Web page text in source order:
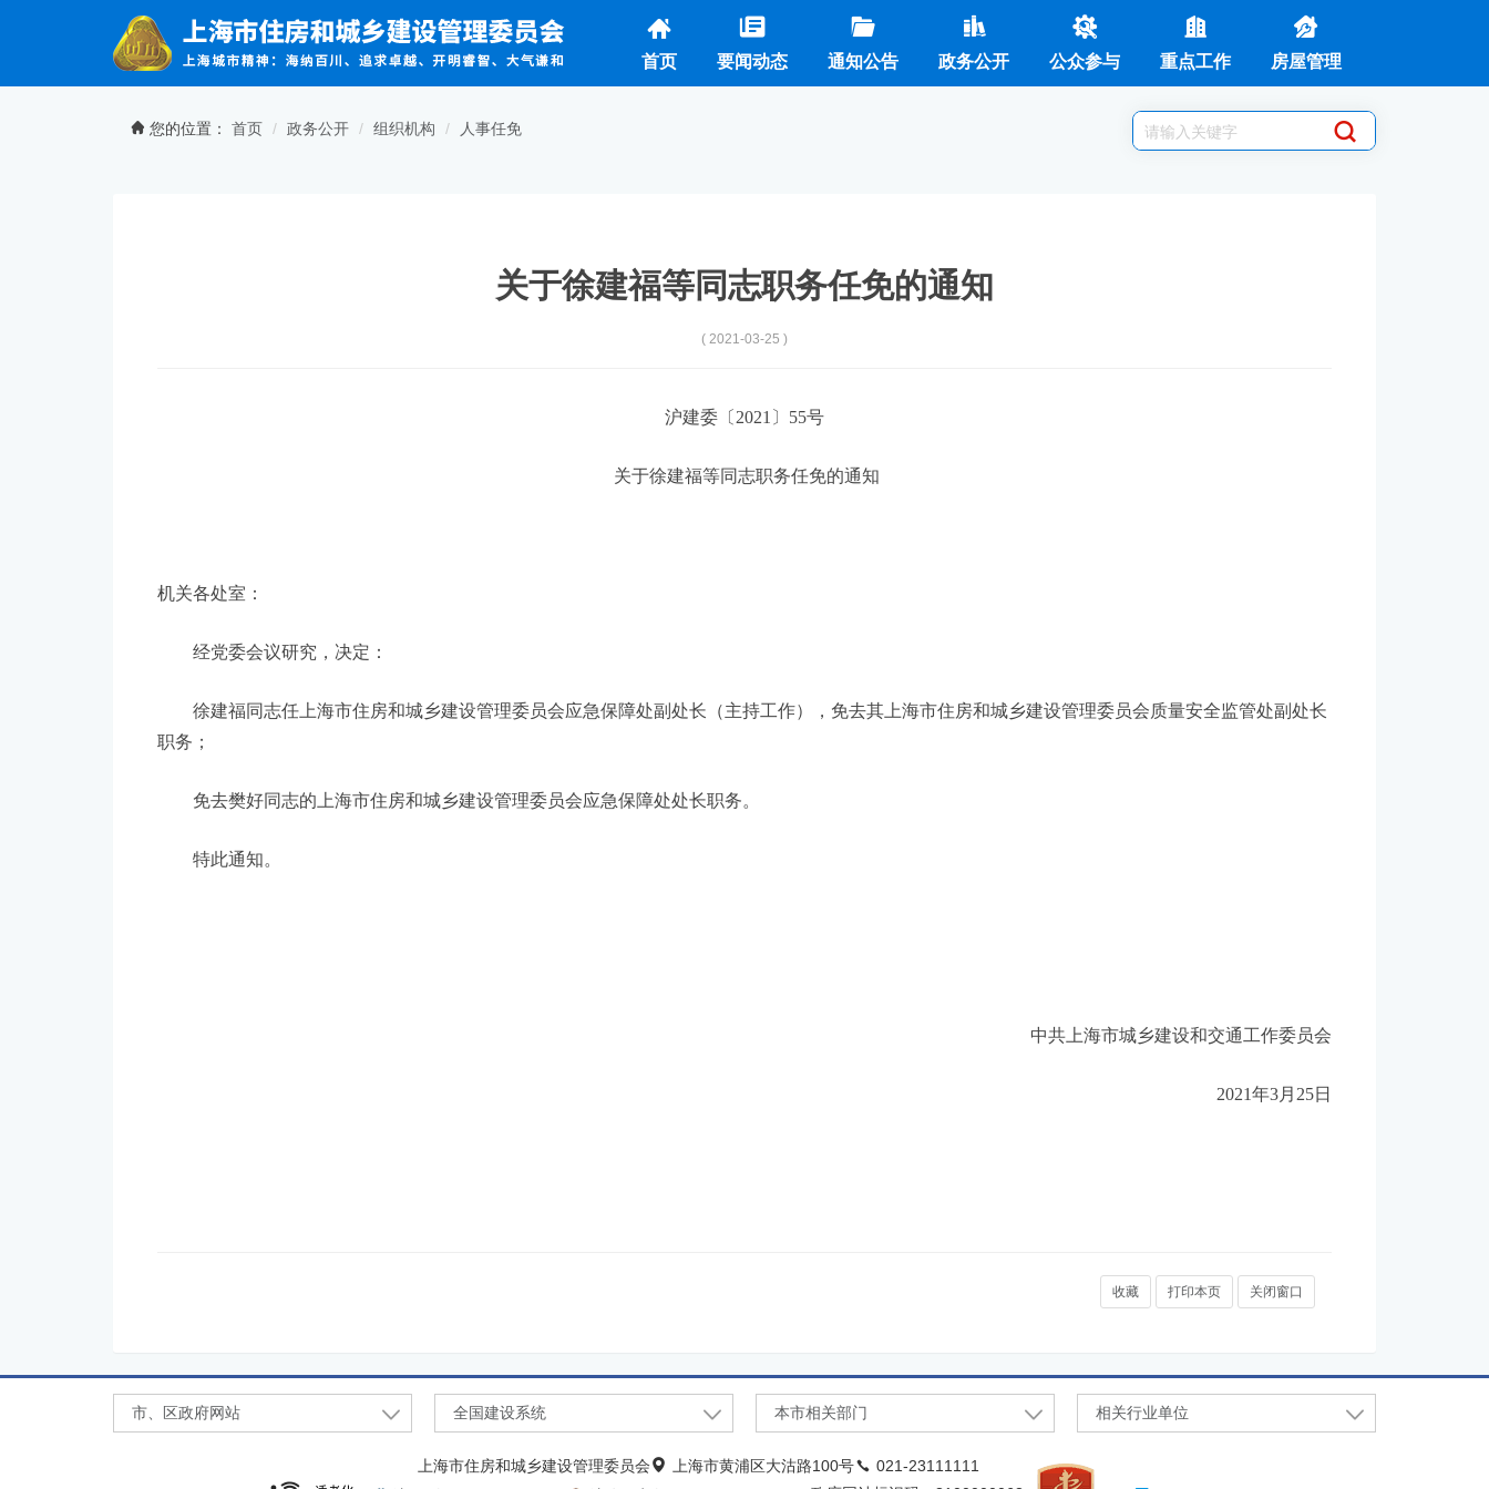
首页 要闻动态 通知公告 政务公开 公众参与 重点工作 房屋管理
您的位置： 首页 政务公开 组织机构 人事任免
关于徐建福等同志职务任免的通知
( 2021-03-25 )
沪建委〔2021〕55号
关于徐建福等同志职务任免的通知
机关各处室：
经党委会议研究，决定：
徐建福同志任上海市住房和城乡建设管理委员会应急保障处副处长（主持工作），免去其上海市住房和城乡建设管理委员会质量安全监管处副处长
职务；
免去樊好同志的上海市住房和城乡建设管理委员会应急保障处处长职务。
特此通知。
中共上海市城乡建设和交通工作委员会
2021年3月25日
收藏 打印本页 关闭窗口
市、区政府网站 全国建设系统 本市相关部门 相关行业单位
上海市住房和城乡建设管理委员会 上海市黄浦区大沽路100号
021-23111111